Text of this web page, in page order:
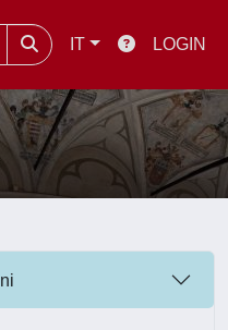
IT LOGIN